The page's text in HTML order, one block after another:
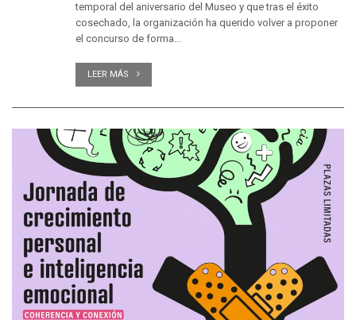
temporal del aniversario del Museo y que tras el éxito
cosechado, la organización ha querido volver a proponer
el concurso de forma...
LEER MÁS